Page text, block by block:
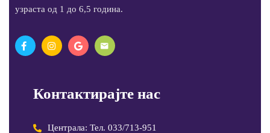
узраста од 1 до 6,5 година.
Контактирајте нас
Централа: Тел. 033/713-951